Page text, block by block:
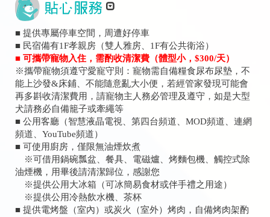
■ 提供專屬停車空間，周遭好停車
■ 民宿備有1F孝親房（雙人雅房、1F有公共衛浴）
■ 可攜帶寵物入住，需酌收清潔費（體型小，$300/天）
※攜帶寵物須遵守愛寵守則：寵物需自備糧食尿布尿墊，不
能上沙發&床鋪、不能隨意亂大小便，若經管家發現可能會
再多斟收清潔費用，請寵物主人務必管理及遵守，如是大型
犬請務必自備籠子或牽繩等
■ 公用客廳（智慧液晶電視、第四台頻道、MOD頻道、連網
頻道、YouTube頻道）
■ 可使用廚房，僅限無油煙炊煮
※可借用鍋碗瓢盆、餐具、電磁爐、烤麵包機、觸控式除
油煙機，用畢後請清潔歸位，感謝您
※提供公用大冰箱（可冰簡易食材或伴手禮之用途）
※提供公用冷熱飲水機、茶杯
■ 提供電烤盤（室內）或炭火（室外）烤肉，自備烤肉架酌